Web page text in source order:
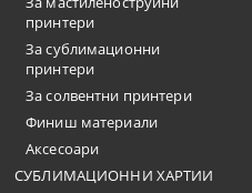
принтери
За сублимационни
принтери
За солвентни принтери
Финиш материали
Аксесоари
СУБЛИМАЦИОННИ ХАРТИИ